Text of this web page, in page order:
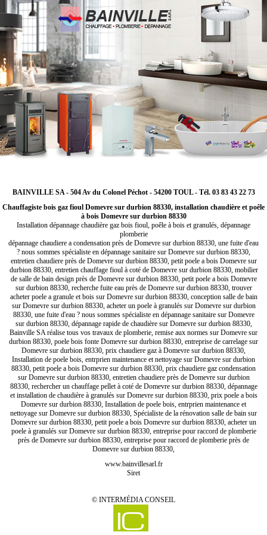
BAINVILLE SA - 504 Av du Colonel Péchot - 54200 TOUL - Tél. 03 83 43 22 73
Chauffagiste bois gaz fioul Domevre sur durbion 88330, installation chaudière et poêle
à bois Domevre sur durbion 88330
Installation dépannage chaudière gaz bois fioul, poêle à bois et granulés, dépannage
plomberie
dépannage chaudiere a condensation près de Domevre sur durbion 88330, une fuite d'eau
? nous sommes spécialiste en dépannage sanitaire sur Domevre sur durbion 88330,
entretien chaudiere près de Domevre sur durbion 88330, petit poele a bois Domevre sur
durbion 88330, entretien chauffage fioul à coté de Domevre sur durbion 88330, mobilier
de salle de bain design près de Domevre sur durbion 88330, petit poele a bois Domevre
sur durbion 88330, recherche fuite eau près de Domevre sur durbion 88330, trouver
acheter poele a granule et bois sur Domevre sur durbion 88330, conception salle de bain
sur Domevre sur durbion 88330, acheter un poele à granulés sur Domevre sur durbion
88330, une fuite d'eau ? nous sommes spécialiste en dépannage sanitaire sur Domevre
sur durbion 88330, dépannage rapide de chaudière sur Domevre sur durbion 88330,
Bainville SA réalise tous vos travaux de plomberie, remise aux normes sur Domevre sur
durbion 88330, poele bois fonte Domevre sur durbion 88330, entreprise de carrelage sur
Domevre sur durbion 88330, prix chaudiere gaz à Domevre sur durbion 88330,
Installation de poele bois, entrprien maintenance et nettoyage sur Domevre sur durbion
88330, petit poele a bois Domevre sur durbion 88330, prix chaudiere gaz condensation
sur Domevre sur durbion 88330, entretien chaudiere près de Domevre sur durbion
88330, rechercher un chauffage pellet à coté de Domevre sur durbion 88330, dépannage
et installation de chaudière à granulés sur Domevre sur durbion 88330, prix poele a bois
Domevre sur durbion 88330, Installation de poele bois, entrprien maintenance et
nettoyage sur Domevre sur durbion 88330, Spécialiste de la rénovation salle de bain sur
Domevre sur durbion 88330, petit poele a bois Domevre sur durbion 88330, acheter un
poele à granulés sur Domevre sur durbion 88330, entreprise pour raccord de plomberie
près de Domevre sur durbion 88330, entreprise pour raccord de plomberie près de
Domevre sur durbion 88330,
www.bainvillesarl.fr
Siret
© INTERMÉDIA CONSEIL